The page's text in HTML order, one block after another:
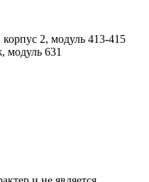
2, модуль 413-415
модуль 631